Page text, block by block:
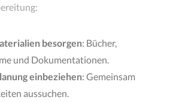
besorgen: Bücher,
und Dokumentationen.
einbeziehen: Gemeinsam
aussuchen.